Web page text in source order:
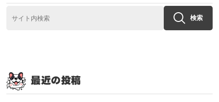
検索
最近の投稿